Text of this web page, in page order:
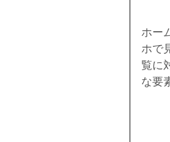
ホー
ホで
覧に
な要